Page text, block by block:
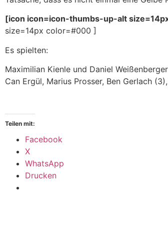
[icon icon=icon-thumbs-up-alt
size=14px color=#000 ]
Es spielten:
Maximilian Kienle und Daniel
Can Ergül, Marius Prosser, Ben Gerlach
Teilen mit:
Facebook
X
WhatsApp
Drucken